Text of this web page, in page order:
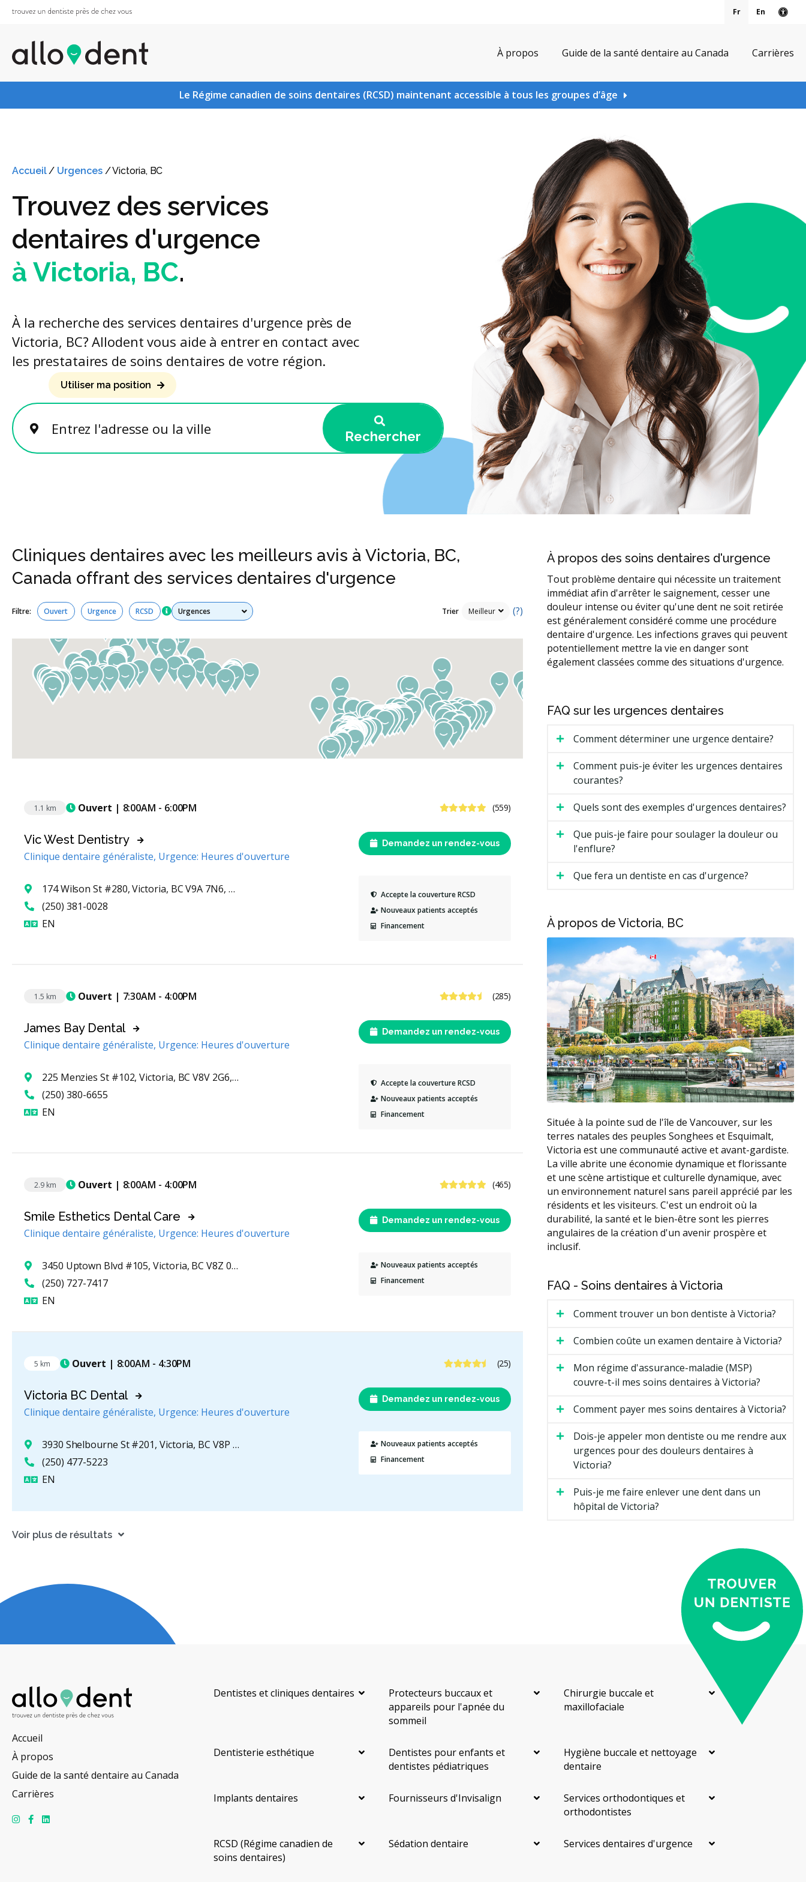
Fr En
À propos Guide de la santé dentaire au Canada Carrières
Le Régime canadien de soins dentaires (RCSD) maintenant accessible à tous les groupes d’âge
Accueil/ Urgences/Victoria, BC
Trouvez des services
dentaires d'urgence
à Victoria, BC.
À la recherche des services dentaires d'urgence près de
Victoria, BC? Allodent vous aide à entrer en contact avec
les prestataires de soins dentaires de votre région.
Entrez l'adresse ou la ville
Utiliser ma position
Rechercher
Cliniques dentaires avec les meilleurs avis à Victoria, BC,
Canada offrant des services dentaires d'urgence
Filtre: Ouvert Urgence RCSD Tous les services Trier (?)
1.1 km 4.8 étoiles (559)
Ouvert | 8:00AM - 6:00PM
Vic West Dentistry
Clinique dentaire généraliste, Urgence: Heures d'ouverture
Demandez un rendez-vous
174 Wilson St #280, Victoria, BC V9A 7N6, Canada
(250) 381-0028
EN
Accepte la couverture RCSD
Nouveaux patients acceptés
Financement
1.5 km 4.7 étoiles (285)
Ouvert | 7:30AM - 4:00PM
James Bay Dental
Clinique dentaire généraliste, Urgence: Heures d'ouverture
Demandez un rendez-vous
225 Menzies St #102, Victoria, BC V8V 2G6, Canada
(250) 380-6655
EN
Accepte la couverture RCSD
Nouveaux patients acceptés
Financement
2.9 km 4.8 étoiles (465)
Ouvert | 8:00AM - 4:00PM
Smile Esthetics Dental Care
Clinique dentaire généraliste, Urgence: Heures d'ouverture
Demandez un rendez-vous
3450 Uptown Blvd #105, Victoria, BC V8Z 0B9, Canada
(250) 727-7417
EN
Nouveaux patients acceptés
Financement
5 km 4.6 étoiles (25)
Ouvert | 8:00AM - 4:30PM
Victoria BC Dental
Clinique dentaire généraliste, Urgence: Heures d'ouverture
Demandez un rendez-vous
3930 Shelbourne St #201, Victoria, BC V8P 5P6, Canada
(250) 477-5223
EN
Nouveaux patients acceptés
Financement
Voir plus de résultats
À propos des soins dentaires d'urgence
Tout problème dentaire qui nécessite un traitement
immédiat afin d'arrêter le saignement, cesser une
douleur intense ou éviter qu'une dent ne soit retirée
est généralement considéré comme une procédure
dentaire d'urgence. Les infections graves qui peuvent
potentiellement mettre la vie en danger sont
également classées comme des situations d'urgence.
FAQ sur les urgences dentaires
Comment déterminer une urgence dentaire?
Comment puis-je éviter les urgences dentaires
courantes?
Quels sont des exemples d'urgences dentaires?
Que puis-je faire pour soulager la douleur ou
l'enflure?
Que fera un dentiste en cas d'urgence?
À propos de Victoria, BC
Située à la pointe sud de l'île de Vancouver, sur les
terres natales des peuples Songhees et Esquimalt,
Victoria est une communauté active et avant-gardiste.
La ville abrite une économie dynamique et florissante
et une scène artistique et culturelle dynamique, avec
un environnement naturel sans pareil apprécié par les
résidents et les visiteurs. C'est un endroit où la
durabilité, la santé et le bien-être sont les pierres
angulaires de la création d'un avenir prospère et
inclusif.
FAQ - Soins dentaires à Victoria
Comment trouver un bon dentiste à Victoria?
Combien coûte un examen dentaire à Victoria?
Mon régime d'assurance-maladie (MSP)
couvre-t-il mes soins dentaires à Victoria?
Comment payer mes soins dentaires à Victoria?
Dois-je appeler mon dentiste ou me rendre aux
urgences pour des douleurs dentaires à
Victoria?
Puis-je me faire enlever une dent dans un
hôpital de Victoria?
Accueil
À propos
Guide de la santé dentaire au Canada
Carrières
Dentistes et cliniques dentaires
Protecteurs buccaux et
appareils pour l'apnée du
sommeil
Chirurgie buccale et
maxillofaciale
Dentisterie esthétique
Dentistes pour enfants et
dentistes pédiatriques
Hygiène buccale et nettoyage
dentaire
Implants dentaires Fournisseurs d'Invisalign
Services orthodontiques et
orthodontistes
RCSD (Régime canadien de
soins dentaires)
Sédation dentaire Services dentaires d'urgence